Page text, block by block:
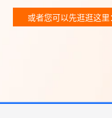
或者您可以先逛逛这